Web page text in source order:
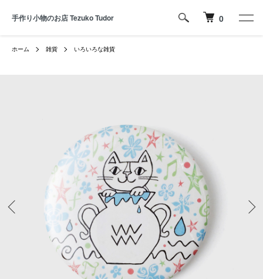
手作り小物のお店 Tezuko Tudor 0
ホーム 雑貨 いろいろな雑貨